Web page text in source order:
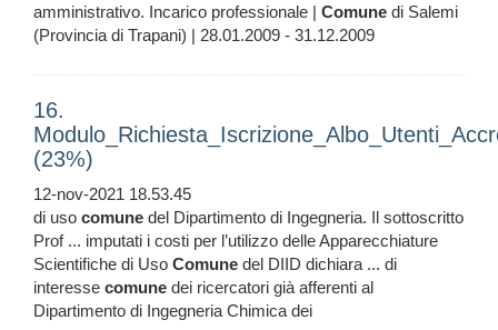
amministrativo. Incarico professionale | Comune di Salemi
(Provincia di Trapani) | 28.01.2009 - 31.12.2009
16.
(23%)
12-nov-2021 18.53.45
di uso comune del Dipartimento di Ingegneria. Il sottoscritto
Prof ... imputati i costi per l’utilizzo delle Apparecchiature
Scientifiche di Uso Comune del DIID dichiara ... di
interesse comune dei ricercatori già afferenti al
Dipartimento di Ingegneria Chimica dei